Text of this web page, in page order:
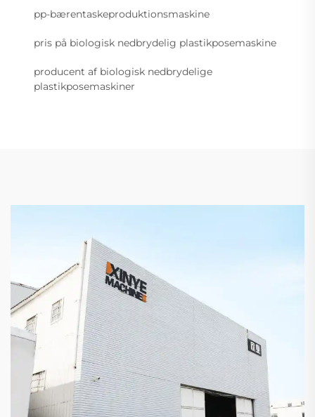
pp-bærentaskeproduktionsmaskine
pris på biologisk nedbrydelig plastikposemaskine
producent af biologisk nedbrydelige
plastikposemaskiner